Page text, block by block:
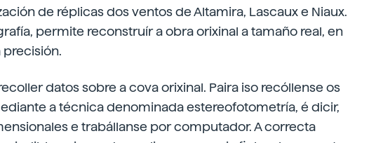
de réplicas dos ventos de Altamira, Lascaux e Niaux.
permite reconstruír a obra orixinal a tamaño real, en
datos sobre a cova orixinal. Paira iso recóllense os
a técnica denominada estereofotometría, é dicir,
e trabállanse por computador. A correcta